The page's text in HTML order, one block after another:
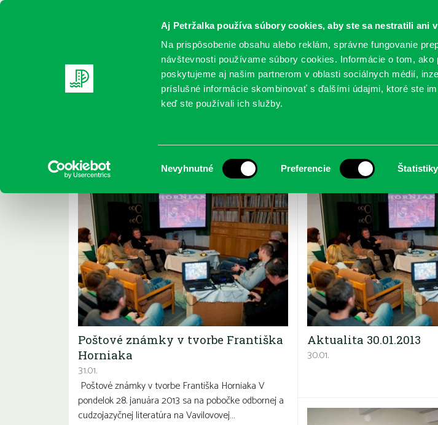
Aj Petržalka používa súbory cookies, aby ste sa nestratili ani
Na prispôsobenie obsahu alebo reklám, správne fungovanie
návštevnosti používame súbory cookies. Informácie o tom,
poskytujeme aj našim partnerom v oblasti sociálnych médií,
príslušné informácie skombinovať s ďalšími údajmi, ktoré ste
keď ste používali ich služby.
súhlasu
Nevyhnutné Preferencie Štatistiky
REGISTRUJTE SA ONLINE KATALÓGY SLUŽBY PODUJATIA
Archív január 2013
Poštové známky v tvorbe Františka
Horniaka
31.01.
Poštové známky v tvorbe Františka Horniaka V
pondelok 28. januára 2013 sa na pobočke odbornej a
cudzojazyčnej literatúra na Vavilovovej…
Aktualita 30.01.2013
30.01.